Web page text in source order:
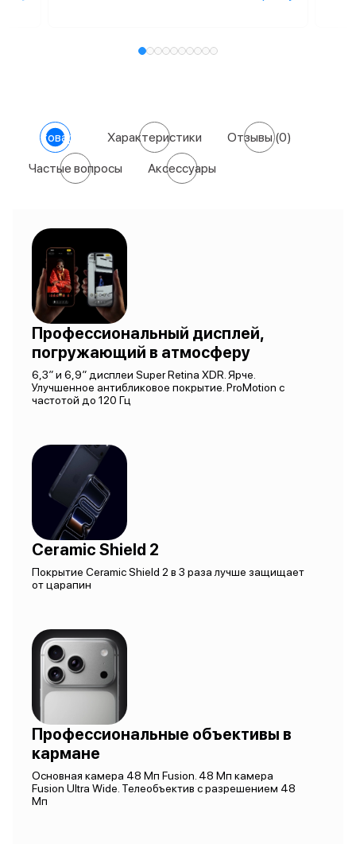
О товаре Характеристики Отзывы(0)
Частые вопросы Аксессуары
Профессиональный дисплей,
погружающий в атмосферу
6,3″ и 6,9″ дисплеи Super Retina XDR. Ярче.
Улучшенное антибликовое покрытие. ProMotion с
частотой до 120 Гц
Ceramic Shield 2
Покрытие Ceramic Shield 2 в 3 раза лучше защищает
от царапин
Профессиональные объективы в
кармане
Основная камера 48 Мп Fusion. 48 Мп камера
Fusion Ultra Wide. Телеобъектив с разрешением 48
Мп